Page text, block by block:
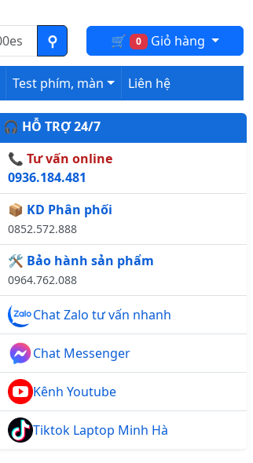
🛒 0 Giỏ hàng
Test phím, màn
Liên hệ
🎧 HỖ TRỢ 24/7
📞 Tư vấn online
0936.184.481
📦 KD Phân phối
0852.572.888
🛠️ Bảo hành sản phẩm
0964.762.088
Chat Zalo tư vấn nhanh
Chat Messenger
Kênh Youtube
Tiktok Laptop Minh Hà